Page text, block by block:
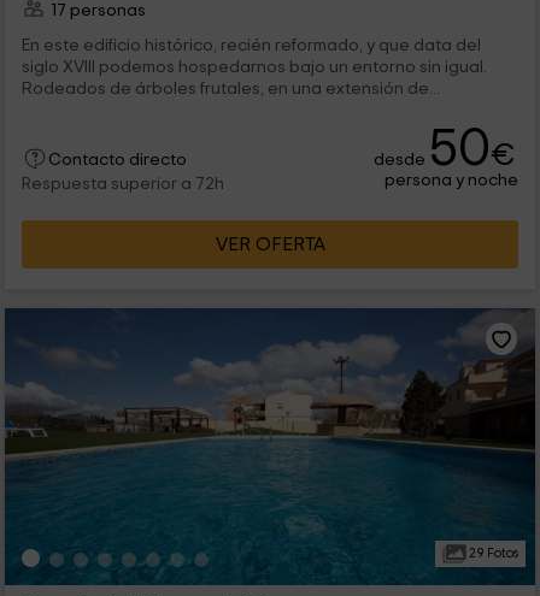
17 personas
En este edificio histórico, recién reformado, y que data del
siglo XVIII podemos hospedarnos bajo un entorno sin igual.
Rodeados de árboles frutales, en una extensión de...
Contacto directo
Respuesta superior a 72h
desde 50€
persona y noche
VER OFERTA
29 Fotos